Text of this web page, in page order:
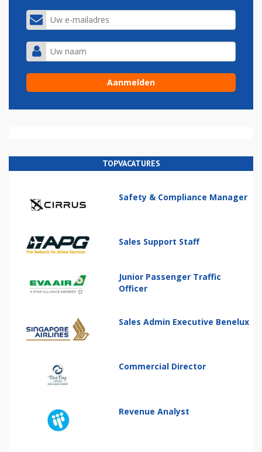
TOPVACATURES
Safety & Compliance Manager
Sales Support Staff
Junior Passenger Traffic
Officer
Sales Admin Executive Benelux
Commercial Director
Revenue Analyst